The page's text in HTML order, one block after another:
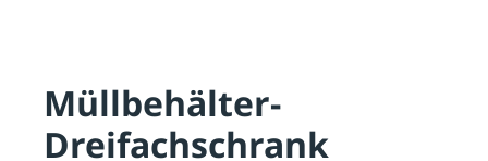
Müllbehälter-
Dreifachschrank